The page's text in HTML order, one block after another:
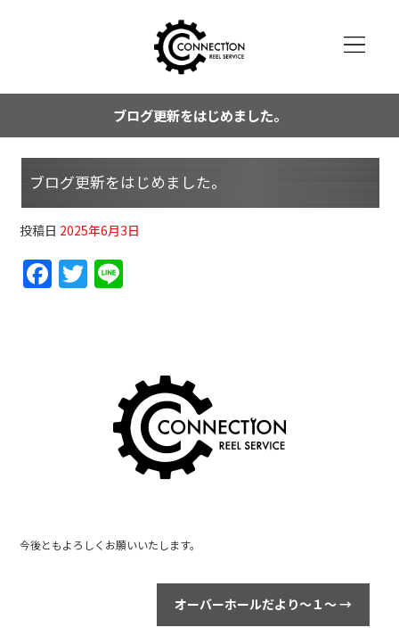
ブログ更新をはじめました。
ブログ更新をはじめました。
投稿日 2025年6月3日
F
a
T
w
今後ともよろしくお願いいたします。
オーバーホールだより～１～→